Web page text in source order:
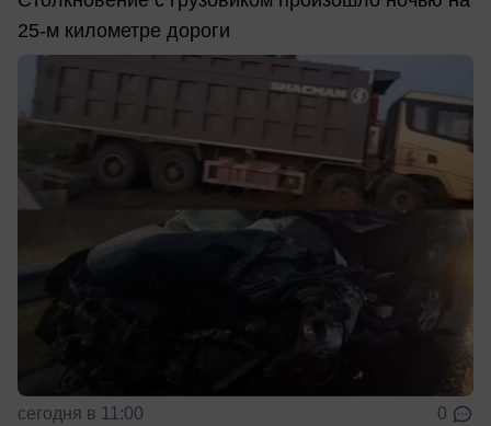
25-м километре дороги
сегодня в 11:00 0